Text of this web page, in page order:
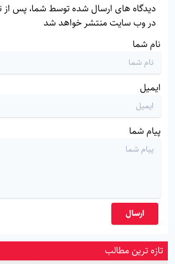
دیدگاه های ارسال شده توسط شما، پس از
در وب سایت منتشر خواهد شد
نام شما
ایمیل
پیام شما
ارسال
تازه ترین مطالب